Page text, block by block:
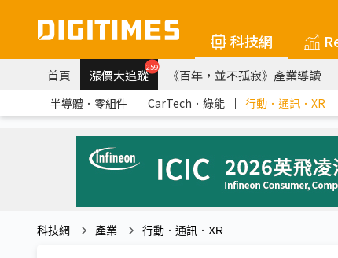
科技網
首頁 漲價大追蹤259 《百年，並不孤寂》產業導讀
半導體．零組件 ｜ CarTech．綠能 ｜ 行動．通訊．XR ｜
科技網 產業 行動．通訊．XR